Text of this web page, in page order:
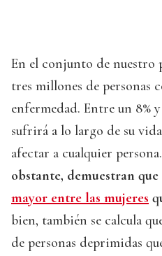
En el conjunto de nuestro
tres millones de personas
enfermedad. Entre un 8%
sufrirá a lo largo de su
afectar a cualquier persona.
obstante, demuestran
mayor entre las mujeres
bien, también se calcula
de personas deprimidas